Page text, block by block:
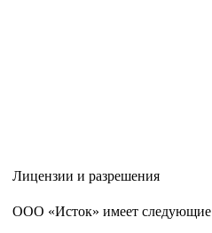
Лицензии и разрешения
ООО «Исток» имеет следующие